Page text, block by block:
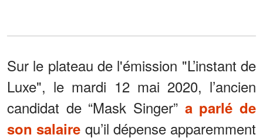
Sur le plateau de l'émission "L’instant de
Luxe", le mardi 12 mai 2020, l’ancien
candidat de “Mask Singer” a parlé de
son salaire qu’il dépense apparemment